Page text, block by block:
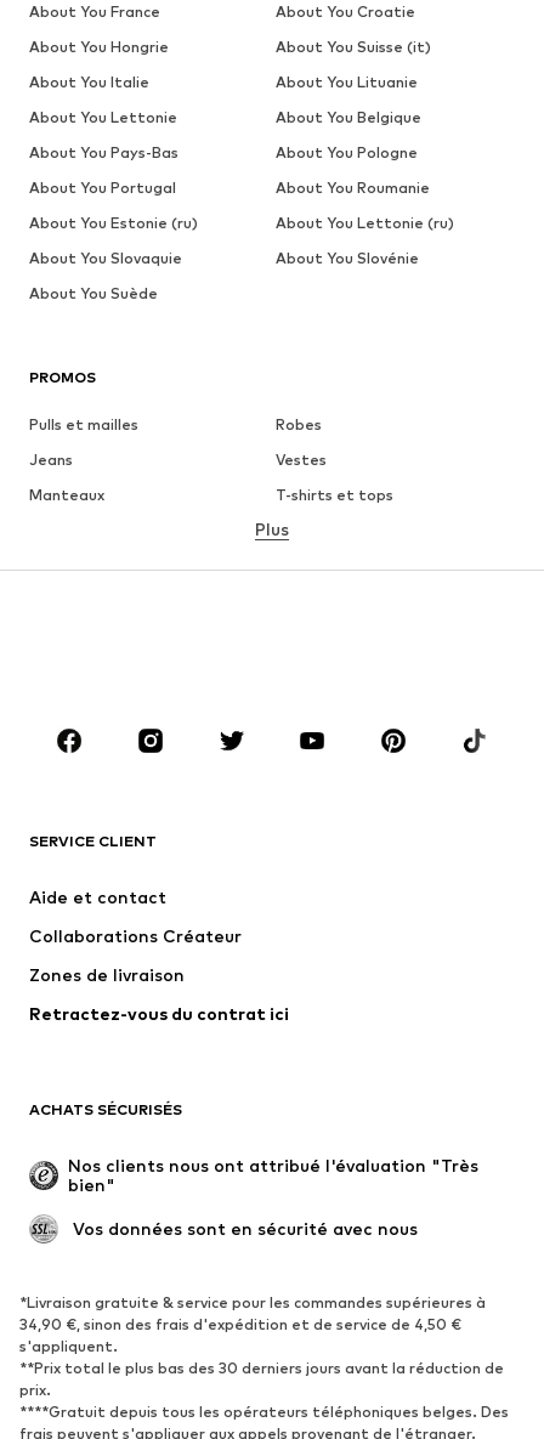
PROMOS
Pulls et mailles
Robes
Jeans
Vestes
Manteaux
T-shirts et tops
Lingerie
Accessoires
Premium
Nouveautés
Vestes
Lingerie
Manteaux
Jupes
Occasions spéciales
Exclusif
Remise à neuf
CHAUSSURES
Nouveautés
Tendance
Baskets
Bottines
Escarpins et talons hauts
Bottes
Sandales
Chaussures basses
Plus
SERVICE CLIENT
Aide et contact
Collaborations Créateur
Zones de livraison
Retractez-vous du contrat ici
ACHATS SÉCURISÉS
Nos clients nous ont attribué l'évaluation "Très
bien"
Vos données sont en sécurité avec nous
*Livraison gratuite & service pour les commandes supérieures à
34,90 €, sinon des frais d'expédition et de service de 4,50 €
s'appliquent.
**Prix total le plus bas des 30 derniers jours avant la réduction de
prix.
****Gratuit depuis tous les opérateurs téléphoniques belges. Des
frais peuvent s'appliquer aux appels provenant de l'étranger.
About You France
About You Croatie
About You Hongrie
About You Suisse (it)
About You Italie
About You Lituanie
About You Lettonie
About You Belgique
About You Pays-Bas
About You Pologne
About You Portugal
About You Roumanie
About You Estonie (ru)
About You Lettonie (ru)
About You Slovaquie
About You Slovénie
About You Suède